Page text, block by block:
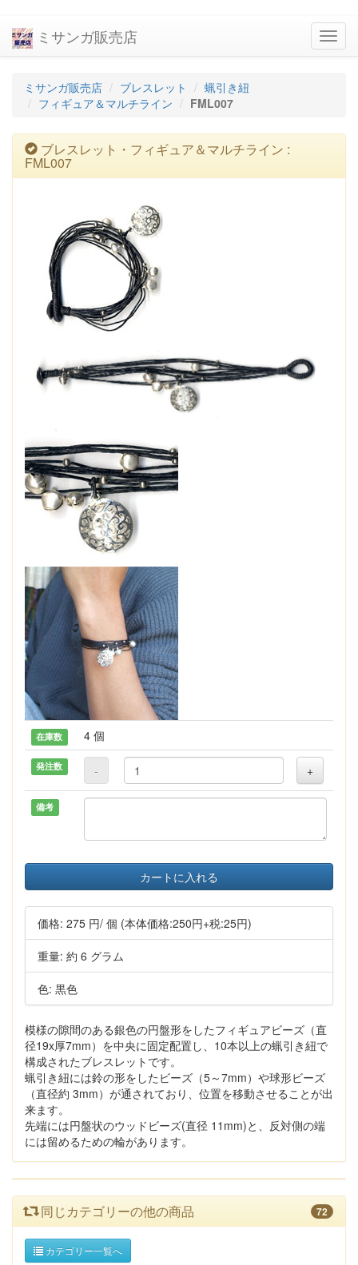
ミサンガ販売店
ミサンガ販売店 ブレスレット
蝋引き紐
フィギュア＆マルチライン
FML007
ブレスレット・フィギュア＆マルチライン :
FML007
在庫数 4 個
発注数 - +
備考
カートに入れる
価格: 275 円/ 個 (本体価格:250円+税:25円)
重量: 約 6 グラム
色: 黒色
模様の隙間のある銀色の円盤形をしたフィギュアビーズ（直
径19x厚7mm）を中央に固定配置し、10本以上の蝋引き紐で
構成されたブレスレットです。
蝋引き紐には鈴の形をしたビーズ（5～7mm）や球形ビーズ
（直径約 3mm）が通されており、位置を移動させることが出
来ます。
先端には円盤状のウッドビーズ(直径 11mm)と、反対側の端
には留めるための輪があります。
同じカテゴリーの他の商品 72
カテゴリー一覧へ